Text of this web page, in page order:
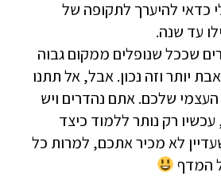
כדאי להיערך לתקופה של
עד שנה.
שככל שנופלים ממקום גבוה
יותר וזה נכון. אבל, אל תתנו
העצמי שלכם. אתם נהדרים ויש
רק נותר ללמוד כיצד
לא מכיר אתכם, למרות כל
המדף